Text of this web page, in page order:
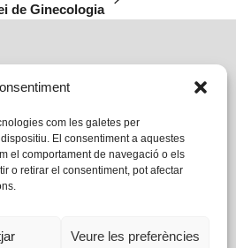
com les galetes per
El consentiment a aquestes
el comportament de navegació o els
o retirar el consentiment, pot afectar
Veure les preferències
de Ginecologia